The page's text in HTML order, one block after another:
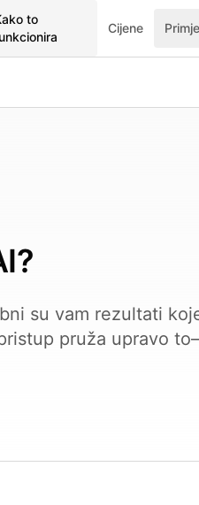
to
Cijene
su vam rezultati
pruža upravo